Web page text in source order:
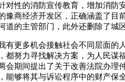
性的消防宣传教育，增加消
商经济开发区，正确涵盖了
的主管部门，此外还删除了
多机会接触社会不同层面的
努力寻找解决方案，为人民
期间提出了关于改善法院办
够将其与诉讼程序中的财产